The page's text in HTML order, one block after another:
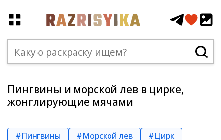
Пингвины и морской лев в цирке,
жонглирующие мячами
#Пингвины #Морской лев
#Цирк